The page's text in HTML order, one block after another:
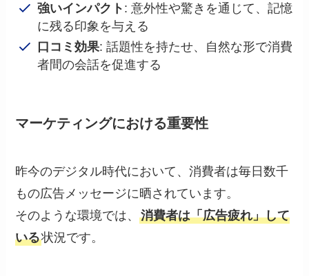
強いインパクト : 意外性や驚きを通じて、記憶
に残る印象を与える
口コミ効果: 話題性を持たせ、自然な形で消費
者間の会話を促進する
マーケティングにおける重要性
昨今のデジタル時代において、消費者は毎日数千
もの広告メッセージに晒されています。
そのような環境では、消費者は「広告疲れ」して
いる状況です。